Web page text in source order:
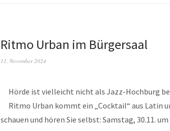
Ritmo Urban im Bürgersaal
11. November 2024
Hörde ist vielleicht nicht als Jazz-Hochburg
Ritmo Urban kommt ein „Cocktail“ aus Latin
schauen und hören Sie selbst: Samstag, 30.11.